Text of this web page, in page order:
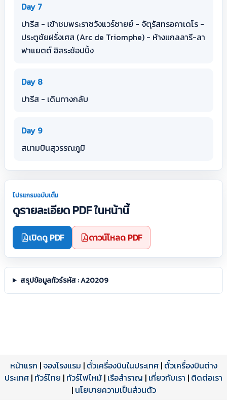
Day 7
ปารีส - เข้าชมพระราชวังแวร์ซายย์ - จัตุรัสทรอคาเดโร -
ประตูชัยฝรั่งเศส (Arc de Triomphe) - ห้างแกลลารี-ลา
ฟาแยตต์ อิสระช้อปปิ้ง
Day 8
ปารีส - เดินทางกลับ
Day 9
สนามบินสุวรรณภูมิ
โปรแกรมฉบับเต็ม
ดูรายละเอียด PDF ในหน้านี้
เปิดดู PDF ดาวน์โหลด PDF
สรุปข้อมูลทัวร์รหัส : A20209
โปรแกรมทัวร์
ดาวน์โหลด PDF
รีวิวลูกค้าจริง
รีวิวจาก eTravelWay
เปิดหน้าเต็ม
ใบอนุญาตนำเที่ยว
เลขที่ 11/11450
เปิดหน้าเต็ม
หน้าแรก |จองโรงแรม | ตั๋วเครื่องบินในประเทศ| ตั๋วเครื่องบินต่าง
ประเทศ | ทัวร์ไทย | ทัวร์ไฟไหม้ | เรือสำราญ | เกี่ยวกับเรา | ติดต่อเรา
| นโยบายความเป็นส่วนตัว